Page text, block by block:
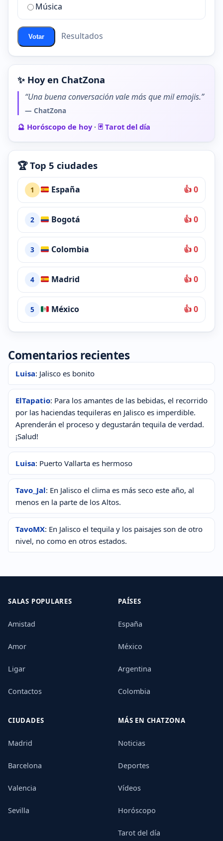
ChatZona?
Música
Votar Resultados
✨ Hoy en ChatZona
“Una buena conversación vale más que mil emojis.”
— ChatZona
🔮 Horóscopo de hoy· 🃏 Tarot del día
🏆 Top 5 ciudades
1 España 👍 0
2 Bogotá 👍 0
3 Colombia 👍 0
4 Madrid 👍 0
5 México 👍 0
Comentarios recientes
Luisa: Jalisco es bonito
ElTapatio: Para los amantes de las bebidas, el recorrido
por las haciendas tequileras en Jalisco es imperdible.
Aprenderán el proceso y degustarán tequila de verdad.
¡Salud!
Luisa: Puerto Vallarta es hermoso
Tavo_Jal: En Jalisco el clima es más seco este año, al
menos en la parte de los Altos.
TavoMX: En Jalisco el tequila y los paisajes son de otro
nivel, no como en otros estados.
SALAS POPULARES
Amistad
Amor
Ligar
Contactos
PAÍSES
España
México
Argentina
Colombia
CIUDADES
Madrid
Barcelona
Valencia
Sevilla
MÁS EN CHATZONA
Noticias
Deportes
Vídeos
Horóscopo
Tarot del día